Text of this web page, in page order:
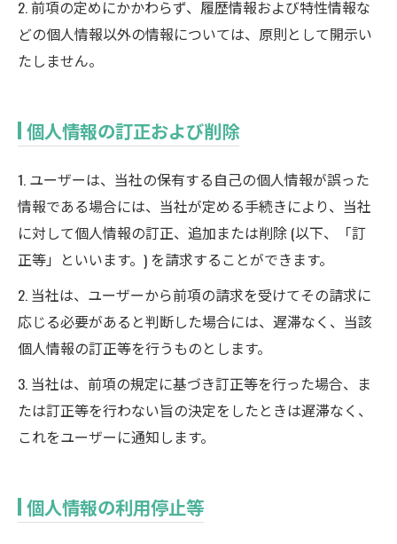
2. 前項の定めにかかわらず、履歴情報および特性情報な
どの個人情報以外の情報については、原則として開示い
たしません。
個人情報の訂正および削除
1. ユーザーは、当社の保有する自己の個人情報が誤った
情報である場合には、当社が定める手続きにより、当社
に対して個人情報の訂正、追加または削除 (以下、「訂
正等」といいます。) を請求することができます。
2. 当社は、ユーザーから前項の請求を受けてその請求に
応じる必要があると判断した場合には、遅滞なく、当該
個人情報の訂正等を行うものとします。
3. 当社は、前項の規定に基づき訂正等を行った場合、ま
たは訂正等を行わない旨の決定をしたときは遅滞なく、
これをユーザーに通知します。
個人情報の利用停止等